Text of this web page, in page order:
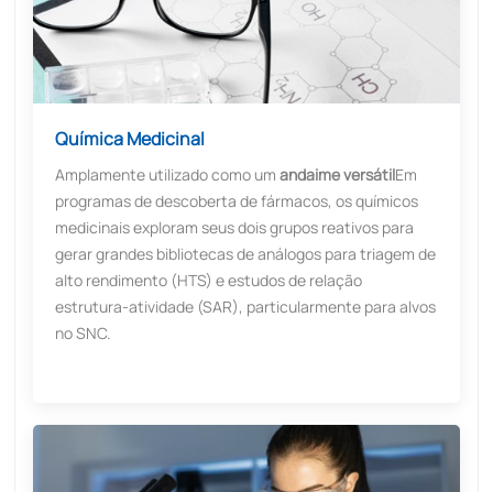
Química Medicinal
Amplamente utilizado como umandaime versátilEm
programas de descoberta de fármacos, os químicos
medicinais exploram seus dois grupos reativos para
gerar grandes bibliotecas de análogos para triagem de
alto rendimento (HTS) e estudos de relação
estrutura-atividade (SAR), particularmente para alvos
no SNC.